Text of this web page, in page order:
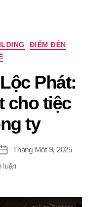
ĐIỂM ĐẾN
Phát:
cho tiệc
ty
Ngày
đăng
Tháng Một 9, 2025
luậnở
Vạn